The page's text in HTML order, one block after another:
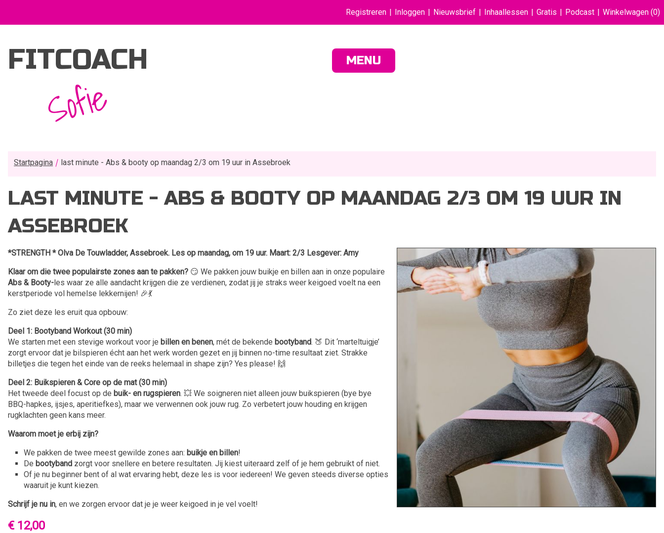
Registreren Inloggen Nieuwsbrief Inhaallessen Gratis Podcast Winkelwagen (0)
FITCOACH
Sofie
MENU
Startpagina last minute - Abs & booty op maandag 2/3 om 19 uur in Assebroek
LAST MINUTE - ABS & BOOTY OP MAANDAG 2/3 OM 19 UUR IN
ASSEBROEK
*STRENGTH * Olva De Touwladder, Assebroek. Les op maandag, om 19 uur. Maart: 2/3 Lesgever: Amy
Klaar om die twee populairste zones aan te pakken? 😏 We pakken jouw buikje en billen aan in onze populaire
Abs & Booty-les waar ze alle aandacht krijgen die ze verdienen, zodat jij je straks weer keigoed voelt na een
kerstperiode vol hemelse lekkernijen! 🎉💃
Zo ziet deze les eruit qua opbouw:
Deel 1: Bootyband Workout (30 min)
We starten met een stevige workout voor je billen en benen, mét de bekende bootyband. 🍑 Dit ‘marteltuigje’
zorgt ervoor dat je bilspieren écht aan het werk worden gezet en jij binnen no-time resultaat ziet. Strakke
billetjes die tegen het einde van de reeks helemaal in shape zijn? Yes please! 🙌
Deel 2: Buikspieren & Core op de mat (30 min)
Het tweede deel focust op de buik- en rugspieren. 💥 We soigneren niet alleen jouw buikspieren (bye bye
BBQ-hapkes, ijsjes, aperitiefkes), maar we verwennen ook jouw rug. Zo verbetert jouw houding en krijgen
rugklachten geen kans meer.
Waarom moet je erbij zijn?
We pakken de twee meest gewilde zones aan: buikje en billen!
De bootyband zorgt voor snellere en betere resultaten. Jij kiest uiteraard zelf of je hem gebruikt of niet.
Of je nu beginner bent of al wat ervaring hebt, deze les is voor iedereen! We geven steeds diverse opties
waaruit je kunt kiezen.
Schrijf je nu in, en we zorgen ervoor dat je je weer keigoed in je vel voelt!
€ 12,00